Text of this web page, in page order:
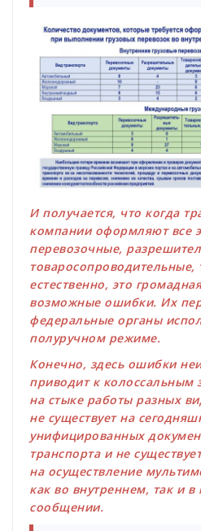
И получается, что когда
компании оформляют все
перевозочные,
естественно, это
возможные ошибки. Их
федеральные органы
полуручном режиме.
Конечно, здесь ошибки
приводит к колоссальным
на стыке работы разных
не существует на
унифицированных
транспорта и не
на осуществление
как во внутреннем, так и
сообщении.